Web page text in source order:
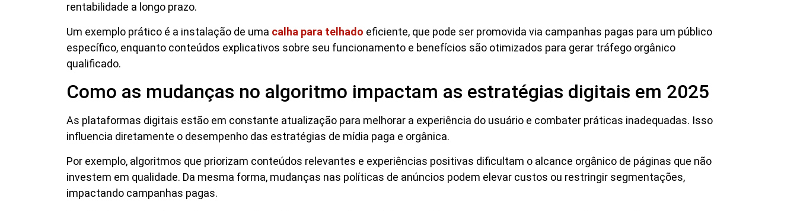
rentabilidade a longo prazo.
Um exemplo prático é a instalação de uma calha para telhado eficiente, que pode ser promovida via campanhas pagas para um público
específico, enquanto conteúdos explicativos sobre seu funcionamento e benefícios são otimizados para gerar tráfego orgânico
qualificado.
Como as mudanças no algoritmo impactam as estratégias digitais em 2025
As plataformas digitais estão em constante atualização para melhorar a experiência do usuário e combater práticas inadequadas. Isso
influencia diretamente o desempenho das estratégias de mídia paga e orgânica.
Por exemplo, algoritmos que priorizam conteúdos relevantes e experiências positivas dificultam o alcance orgânico de páginas que não
investem em qualidade. Da mesma forma, mudanças nas políticas de anúncios podem elevar custos ou restringir segmentações,
impactando campanhas pagas.